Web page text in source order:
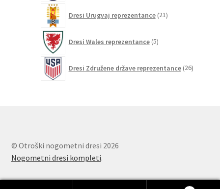
Dresi Urugvaj reprezentance 21izdelkov
Dresi Wales reprezentance 5izdelkov
Dresi Združene države reprezentance 26izdelkov
© Otroški nogometni dresi 2026
Nogometni dresi kompleti.